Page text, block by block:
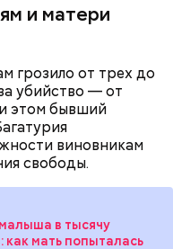
и матери
грозило от трех до
убийство — от
этом бывший
виновникам
свободы.
в тысячу
как мать попыталась
обратно,
самочувствие
— рассказывал
Кадирханову
оппонента в
также сняли ему
вместе с кожей.